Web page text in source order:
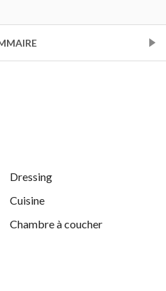
Dressing
Cuisine
Chambre à coucher